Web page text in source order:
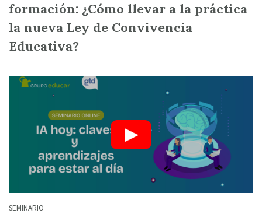
formación: ¿Cómo llevar a la práctica
la nueva Ley de Convivencia
Educativa?
SEMINARIO